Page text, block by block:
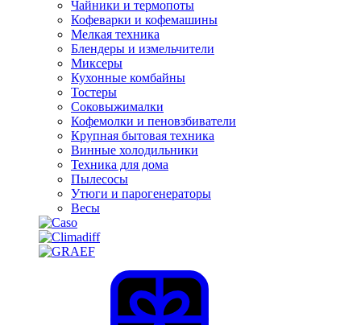
Чайники и термопоты
Кофеварки и кофемашины
Мелкая техника
Блендеры и измельчители
Миксеры
Кухонные комбайны
Тостеры
Соковыжималки
Кофемолки и пеновзбиватели
Крупная бытовая техника
Винные холодильники
Техника для дома
Пылесосы
Утюги и парогенераторы
Весы